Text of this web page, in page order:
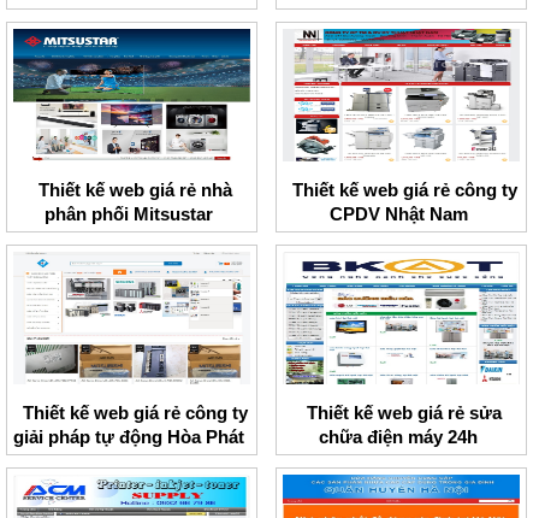
Thiết kế web giá rẻ nhà
phân phối Mitsustar
Thiết kế web giá rẻ công ty
CPDV Nhật Nam
Thiết kế web giá rẻ công ty
giải pháp tự động Hòa Phát
Thiết kế web giá rẻ sửa
chữa điện máy 24h